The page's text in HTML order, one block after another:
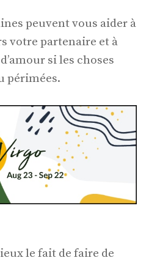
peuvent vous aider à
votre partenaire et à
si les choses
périmées.
le fait de faire de